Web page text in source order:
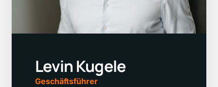
Levin Kugele
Geschäftsführer